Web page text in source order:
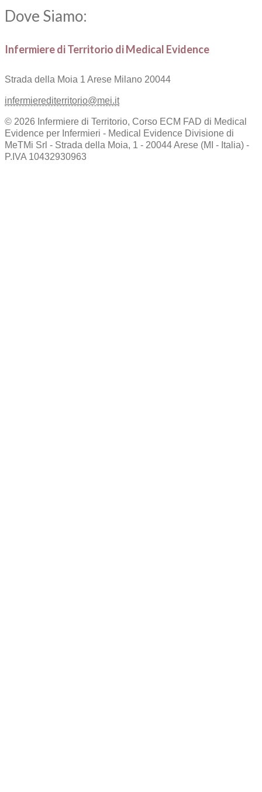
Dove Siamo:
Infermiere di Territorio di Medical Evidence
Strada della Moia 1 Arese Milano 20044
infermierediterritorio@mei.it
© 2026 Infermiere di Territorio, Corso ECM FAD di Medical
Evidence per Infermieri - Medical Evidence Divisione di
MeTMi Srl - Strada della Moia, 1 - 20044 Arese (MI - Italia) -
P.IVA 10432930963